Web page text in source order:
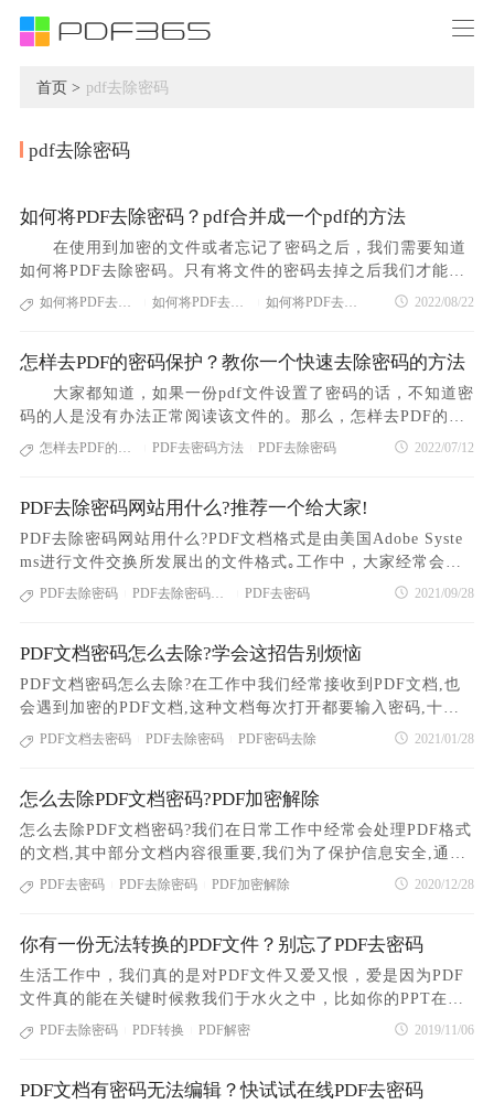
首页 > pdf去除密码
pdf去除密码
如何将PDF去除密码？pdf合并成一个pdf的方法
在使用到加密的文件或者忘记了密码之后，我们需要知道
如何将PDF去除密码。只有将文件的密码去掉之后我们才能进
行下一步的操作，使用福昕pdf365就可以解决很多的文件处理
方面的问题。 如何将PDF去除密码 第一步：在【pdf操
显示的是【pdf转换】的页面，大家可以大致点击浏览一下，然
后在【pdf操作】中找到【pdf解除密码】，文件可以拖拽添加
或者点击图标添加。批量添加文件的朋友建议采用拖拽的方
置输出文件的保存位置，去除密码保护 可以看到【输出目
行选择即可，然后点击【开始转换】按钮，当看到“转换完
以“xxx已解除密码”的名称保存在【输出目录】当中，该文件
可以正常使用。 pdf合并成一个pdf的方法 1､首先，用
户打开福昕pdf365，将需要合并成一个 PDF 文档的多个 PDF
需要合并的 PDF ，在其上方的工具栏中，点击插入页面到 PD
F 文件中。 4､或者，你也可以点击菜单栏中的页面管理，
在其功能栏中点击插入，再从插入子菜单中选择需要合并的 P
DF 并进行排列｡ 5､接下来，在弹出来的插入页面的设置
中，用户设置需要合并的 PDF 具体的展现位置，设置完成
上就是关于如何将PDF去密码的相关内容，去除密码的时候可
以用到福昕pdf365，每一个文件的处理都可以用到这个工具，
使用性是非常高的。
如何将PDF去除密码 如何将PDF去除密码方法 如何将PDF去除密码技巧 2022/08/22
怎样去PDF的密码保护？教你一个快速去除密码的方法
大家都知道，如果一份pdf文件设置了密码的话，不知道密
码的人是没有办法正常阅读该文件的。那么，怎样去PDF的密
码保护呢？下面就是小编整理出来的pdf去密码方法，希望可以
帮到大家！ 怎样去PDF的密码保护？ 解决问题：
心把密码给忘了，这份文件就很难打开来使用了。所以，还是
建议大家把密码去掉再用的。那么，密码怎么去呢？ 其
实，想要去掉pdf文件的密码保护设置非常简单，只要借助一个
65为例分享的去密码保护操作步骤，希望对大家有用。怎样去
可以下载福昕pdf365软件之后打开；不方便用客户端的，可以
找到文档处理功能页面下方的“pdf去密码”。 3、进入pdf去
密码页面，点击选择上传文件，将需要去除密码的pdf文件传到
平台上。 4、点击开始去除密码，输入PDF密码后，等待数
意：PDF去密码并非破解密码，去除密码需要您拥有文档密
码，去密码后的PDF文档打开无需输入密码。 另外，福昕p
df365支持批量去密码操作，如果你的文件都有设置密码的
话，可以分成10个一组上传到平台上进行去密码操作，速度非
常快，不会让你失望的。 怎样去PDF的密码保护？小编已
看了就会！
怎样去PDF的密码保护 PDF去密码方法 PDF去除密码 2022/07/12
PDF去除密码网站用什么?推荐一个给大家!
PDF去除密码网站用什么?PDF文档格式是由美国Adobe Syste
ms进行文件交换所发展出的文件格式｡工作中，大家经常会接
触到PDF格式的文件，因为pdf有特殊的加密系统，为了保证文
档的安全性，在发送pdf文件前，很多人会选择给PDF文档设置
输入密码，对于过了加密有效期，还要反复输入密码使用起来
带来一定的不方便。为了能让我们便捷地自由打开pdf文件，我
们需要下载PDF编辑工具去除密码，或者使用在线pdf去密码的
法,可以很容易地破解这些限制｡工具:PDF在线转换网站--PDF3
光标移至【所有工具】,找到并点击【PDF去密码】进入相关界
窗口中选中您需要去密码的文件,可按住Ctrl键进行批量选择,然
后点击【打开】进行上传｡3､步骤三,文件上传完成后,输入文件
的密码,然后点击【开始去除】｡仅需几秒后,即可去除完成,点
PDF去除密码 PDF去除密码网站 PDF去密码 2021/09/28
PDF文档密码怎么去除?学会这招告别烦恼
PDF文档密码怎么去除?在工作中我们经常接收到PDF文档,也
会遇到加密的PDF文档,这种文档每次打开都要输入密码,十分
的麻烦｡其实是这只是作者为了保护文档信息安全而已,如果想
要把PDF文档密码去掉该怎么做呢?在知道文档密码的情况下,
细的操作步骤分享给大家｡使用软件:福昕PDF365客户端1､打开
PDF365官网,点击首页右上角的【下载客户端】按钮,把福昕P
DF365客户端下载下来,然后根据安装步骤进行安装,双击打开
理】,找到【PDF去密码】模块,点击该模块进入网页,点击页面
传成功后,在弹窗中输入文档密码,点击【确定】,然后点击【开
怎么去除?上述就是把PDF文档密码去除的过程啦,不知道大家
学会了吗?如果大家需要进行PDF在线去密码,也可以在PDF365
官网首页进行操作哦｡
PDF文档去密码 PDF去除密码 PDF密码去除 2021/01/28
怎么去除PDF文档密码?PDF加密解除
怎么去除PDF文档密码?我们在日常工作中经常会处理PDF格式
的文档,其中部分文档内容很重要,我们为了保护信息安全,通常
会进行PDF文档加密保护｡但有时自己经常使用这个PDF文档,
就算自己记得密码,但是每次输入密码实在太麻烦,怎么才能把
面小编就跟大家分享一个在线去除PDF密码的方法｡使用工具:P
DF365官方网站1､搜索找到PDF365官方网站,点击进入首页后,
从导航栏【所有工具】的展开功能中找到【文档处理】一栏,点
择文件】按钮,打开上传文件的弹窗,找到去除密码的PDF文档,
到页面上来｡3､当PDF文档上传成功后,会看到一个输入文档密
PDF去密码 PDF去除密码 PDF加密解除 2020/12/28
你有一份无法转换的PDF文件？别忘了PDF去密码
生活工作中，我们真的是对PDF文件又爱又恨，爱是因为PDF
文件真的能在关键时候救我们于水火之中，比如你的PPT在公
司电脑上打不开，或者是Excel打开以后一堆乱码，这时候将文
件转换成PDF格式，就能轻易打开。 那这么方便的文件格式，
的PDF编辑器，或者转换成可编辑的Word或者Excel格式来编
PDF去除密码 PDF转换 PDF解密 2019/11/06
PDF文档有密码无法编辑？快试试在线PDF去密码